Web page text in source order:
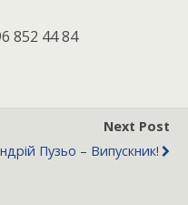
852 44 84
Next Post
Пузьо – Випускник!